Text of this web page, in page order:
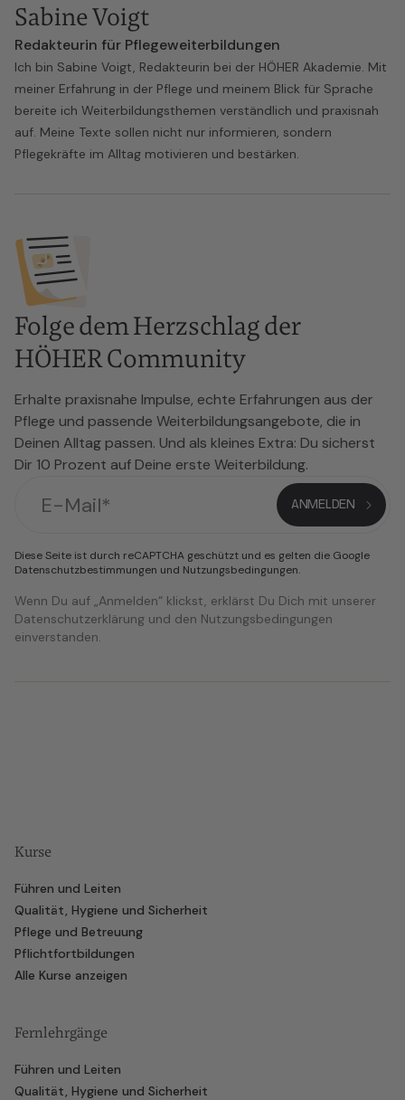
Sabine Voigt
Redakteurin für Pflegeweiterbildungen
Ich bin Sabine Voigt, Redakteurin bei der HÖHER Akademie. Mit
meiner Erfahrung in der Pflege und meinem Blick für Sprache
bereite ich Weiterbildungsthemen verständlich und praxisnah
auf. Meine Texte sollen nicht nur informieren, sondern
Pflegekräfte im Alltag motivieren und bestärken.
Folge dem Herzschlag der
HÖHER Community
Erhalte praxisnahe Impulse, echte Erfahrungen aus der
Pflege und passende Weiterbildungsangebote, die in
Deinen Alltag passen. Und als kleines Extra: Du sicherst
Dir 10 Prozent auf Deine erste Weiterbildung.
Diese Seite ist durch reCAPTCHA geschützt und es gelten die Google
Datenschutzbestimmungen und Nutzungsbedingungen.
Wenn Du auf „Anmelden“ klickst, erklärst Du Dich mit unserer
Datenschutzerklärung und den Nutzungsbedingungen
einverstanden.
Kurse
Führen und Leiten
Qualität, Hygiene und Sicherheit
Pflege und Betreuung
Pflichtfortbildungen
Alle Kurse anzeigen
Fernlehrgänge
Führen und Leiten
Qualität, Hygiene und Sicherheit